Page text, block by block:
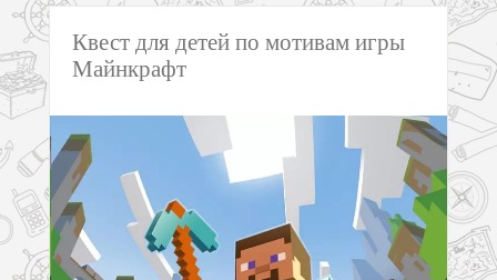
Квест для детей по мотивам игры
Майнкрафт